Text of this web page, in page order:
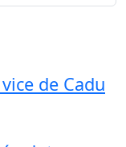
de Cadu